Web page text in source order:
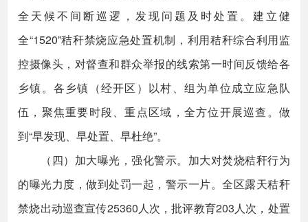
全天候不间断巡逻，发现问题及时处置。建立健
全“1520”秸秆禁烧应急处置机制，利用秸秆综合利用监
控摄像头，对督查和群众举报的线索第一时间反馈给各
乡镇。各乡镇（经开区）以村、组为单位成立应急队
伍，聚焦重要时段、重点区域，全方位开展巡查。做
到“早发现、早处置、早杜绝”。
（四）加大曝光，强化警示。加大对焚烧秸秆行为
的曝光力度，做到处罚一起，警示一片。全区露天秸秆
禁烧出动巡查宣传25360人次，批评教育203人次，处置